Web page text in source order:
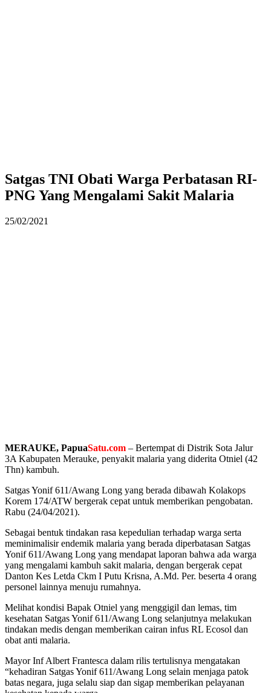
Satgas TNI Obati Warga Perbatasan RI-
PNG Yang Mengalami Sakit Malaria
25/02/2021
MERAUKE, PapuaSatu.com – Bertempat di Distrik Sota Jalur
3A Kabupaten Merauke, penyakit malaria yang diderita Otniel (42
Thn) kambuh.
Satgas Yonif 611/Awang Long yang berada dibawah Kolakops
Korem 174/ATW bergerak cepat untuk memberikan pengobatan.
Rabu (24/04/2021).
Sebagai bentuk tindakan rasa kepedulian terhadap warga serta
meminimalisir endemik malaria yang berada diperbatasan Satgas
Yonif 611/Awang Long yang mendapat laporan bahwa ada warga
yang mengalami kambuh sakit malaria, dengan bergerak cepat
Danton Kes Letda Ckm I Putu Krisna, A.Md. Per. beserta 4 orang
personel lainnya menuju rumahnya.
Melihat kondisi Bapak Otniel yang menggigil dan lemas, tim
kesehatan Satgas Yonif 611/Awang Long selanjutnya melakukan
tindakan medis dengan memberikan cairan infus RL Ecosol dan
obat anti malaria.
Mayor Inf Albert Frantesca dalam rilis tertulisnya mengatakan
“kehadiran Satgas Yonif 611/Awang Long selain menjaga patok
batas negara, juga selalu siap dan sigap memberikan pelayanan